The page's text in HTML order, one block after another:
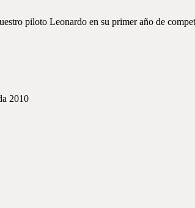
piloto Leonardo en su primer año de
2010